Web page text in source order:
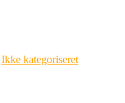
Ikke kategoriseret